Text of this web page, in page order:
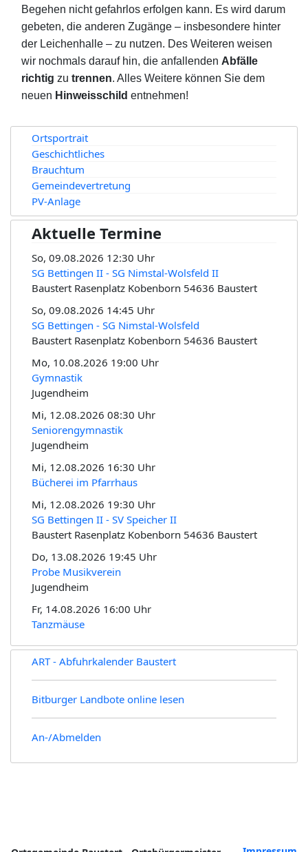
Begehen nicht gefahrlos erfolgen kann. Es wird darum
gebeten, die anderen Zugänge – insbesondere hinter
der Leichenhalle – zu nutzen. Des Weiteren weisen
wir nochmals darauf hin, die anfallenden Abfälle
richtig zu trennen. Alles Weitere können Sie dem
neuen Hinweisschild entnehmen!
Ortsportrait
Geschichtliches
Brauchtum
Gemeindevertretung
PV-Anlage
Aktuelle Termine
So, 09.08.2026 12:30 Uhr
SG Bettingen II - SG Nimstal-Wolsfeld II
Baustert Rasenplatz Kobenborn 54636 Baustert
So, 09.08.2026 14:45 Uhr
SG Bettingen - SG Nimstal-Wolsfeld
Baustert Rasenplatz Kobenborn 54636 Baustert
Mo, 10.08.2026 19:00 Uhr
Gymnastik
Jugendheim
Mi, 12.08.2026 08:30 Uhr
Seniorengymnastik
Jugendheim
Mi, 12.08.2026 16:30 Uhr
Bücherei im Pfarrhaus
Mi, 12.08.2026 19:30 Uhr
SG Bettingen II - SV Speicher II
Baustert Rasenplatz Kobenborn 54636 Baustert
Do, 13.08.2026 19:45 Uhr
Probe Musikverein
Jugendheim
Fr, 14.08.2026 16:00 Uhr
Tanzmäuse
ART - Abfuhrkalender Baustert
Bitburger Landbote online lesen
An-/Abmelden